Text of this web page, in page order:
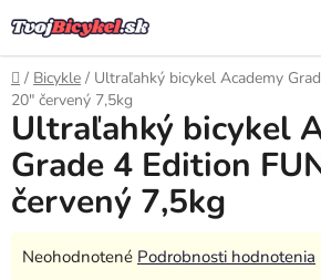
na
obsah
Domov
/ Bicykle / Ultraľahký bicykel Academy
20" červený 7,5kg
Ultraľahký bicykel
Grade 4 Edition
červený 7,5kg
Priemerné
Neohodnotené Podrobnosti hodnotenia